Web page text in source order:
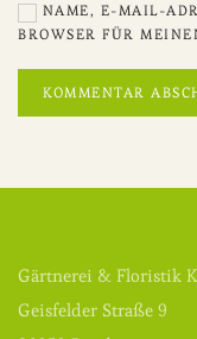
NAME, E-MAIL-
BROWSER FÜR
KOMMENTAR
Gärtnerei & Floristik
Geisfelder Straße 9